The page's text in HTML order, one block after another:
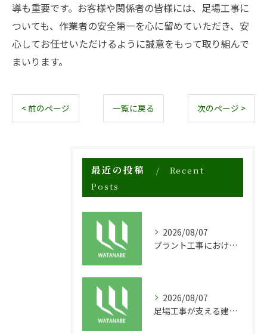
導も重要です。お客様や関係者の皆様には、足場工事に
ついても、作業者の安全第一を心に留めていただき、安
心してお任せいただけるように誠意をもって取り組んで
まいります。
< 前のページ 一覧に戻る 次のページ >
最近の投稿
Recent
Posts
2026/08/07
プラント工事における足場工事の安全対策と施工の重要性
2026/08/07
足場工事が支える建物の長寿命化と外装塗装の重要性